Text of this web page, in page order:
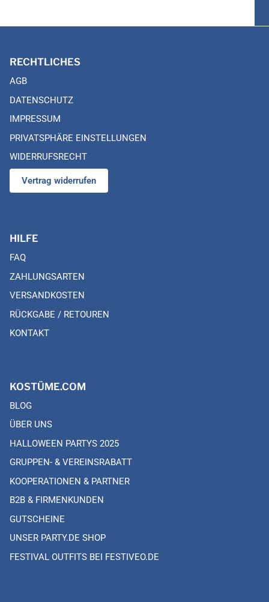
RECHTLICHES
AGB
DATENSCHUTZ
IMPRESSUM
PRIVATSPHÄRE EINSTELLUNGEN
WIDERRUFSRECHT
Vertrag widerrufen
HILFE
FAQ
ZAHLUNGSARTEN
VERSANDKOSTEN
RÜCKGABE / RETOUREN
KONTAKT
KOSTÜME.COM
BLOG
ÜBER UNS
HALLOWEEN PARTYS 2025
GRUPPEN- & VEREINSRABATT
KOOPERATIONEN & PARTNER
B2B & FIRMENKUNDEN
GUTSCHEINE
UNSER PARTY.DE SHOP
FESTIVAL OUTFITS BEI FESTIVEO.DE